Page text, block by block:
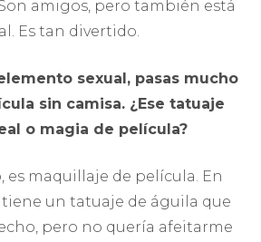
amigos, pero también está
Es tan divertido.
sexual, pasas mucho
sin camisa. ¿Ese tatuaje
o magia de película?
es maquillaje de película. En
tiene un tatuaje de águila que
pero no quería afeitarme